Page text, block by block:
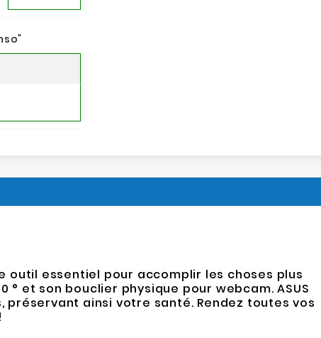
"
outil essentiel pour accomplir les choses plus
et son bouclier physique pour webcam. ASUS
ainsi votre santé. Rendez toutes vos